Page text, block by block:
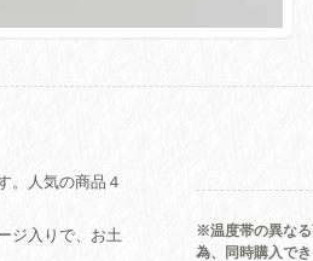
。人気の商品４
ジ入りで、お土
※温度帯の異な
為、同時購入でき